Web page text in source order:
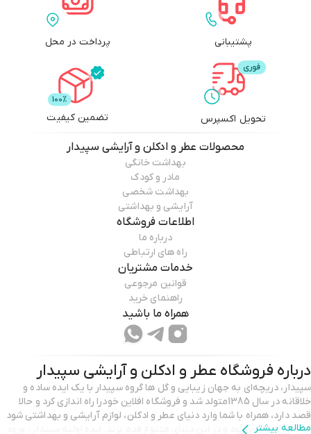
پشتیبانی پرداخت در محل
تحویل اکسپرس تضمین کیفیت
محصولات عطر و ادکلن و آرایشی سپیدار
بهداشت خانگی
مادر و کودک
بهداشت شخصی
آرایشی و بهداشتی
اطلاعات فروشگاه
درباره ما
راه های ارتباطی
خدمات مشتریان
قوانین مرجوعی
راهنمای خرید
همراه ما باشید
درباره فروشگاه عطر و ادکلن و آرایشی سپیدار
سپیدار، دریچه‌ای به جهان زیبایی و گل ها گروه سپیدار با یک ایده‌ ساده و
خلاقانه در سال 1385متولد شد و فروشگاه افلاین خودرا راه اندازی کرد و حالا
قصد دارد، همراه با شما وارد دنیای عطر و ادکلن، لوازم آرایشی و بهداشتی شود
مطالعه بیشتر